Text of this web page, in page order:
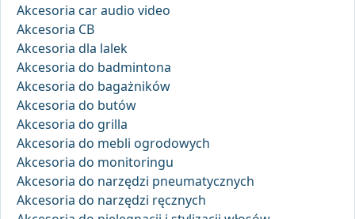
Akcesoria car audio video
Akcesoria CB
Akcesoria dla lalek
Akcesoria do badmintona
Akcesoria do bagażników
Akcesoria do butów
Akcesoria do grilla
Akcesoria do mebli ogrodowych
Akcesoria do monitoringu
Akcesoria do narzędzi pneumatycznych
Akcesoria do narzędzi ręcznych